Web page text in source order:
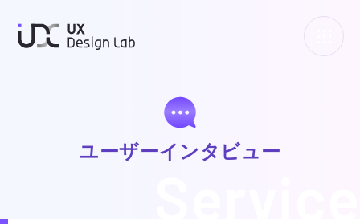
ユーザーインタビュー